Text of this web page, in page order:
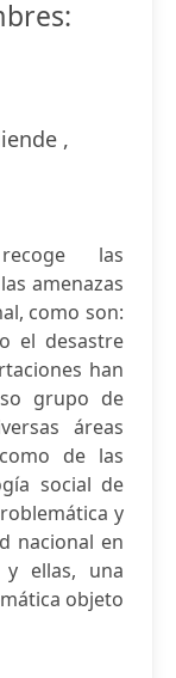
,
las
amenazas
como son:
el desastre
han
grupo de
áreas
de las
social de
y
nacional en
y ellas, una
objeto